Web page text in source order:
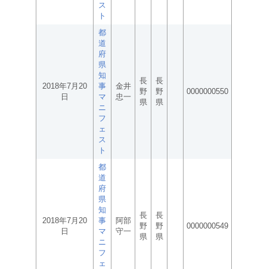
ス
ト
2018年7月20
日
都
道
府
県
知
事
マ
ニ
フ
ェ
ス
ト
金井
忠一
長
野
県
長
野
県
0000000550
2018年7月20
日
都
道
府
県
知
事
マ
ニ
フ
ェ
阿部
守一
長
野
県
長
野
県
0000000549